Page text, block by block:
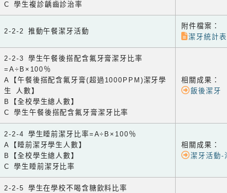
C 學生複診齲齒診治率
2-2-2 推動午餐潔牙活動
附件檔案：
潔牙統計表
2-2-3 學生午餐後搭配含氟牙膏潔牙比率
=A÷B×100％
A【午餐後搭配含氟牙膏(超過1000PPM)潔牙學
生 人數】
B【全校學生總人數】
C 學生午餐後搭配含氟牙膏潔牙比率
相關成果：
飯後潔牙
2-2-4 學生睡前潔牙比率=A÷B×100％
A【睡前潔牙學生人數】
B【全校學生總人數】
C 學生睡前潔牙比率
相關成果：
潔牙活動-
2-2-5 學生在學校不喝含糖飲料比率